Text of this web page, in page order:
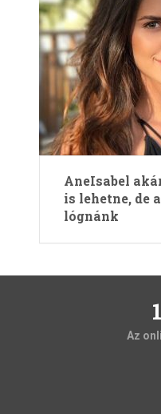
AneIsabel
is lehetne, de
lógnánk
Az